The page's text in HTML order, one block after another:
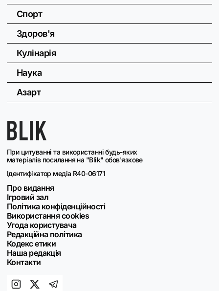
При цитуванні та використанні будь-яких
матеріалів посилання на "Blik" обов'язкове
Ідентифікатор медіа R40-06171
Про видання
Ігровий зал
Політика конфіденційності
Використання cookies
Угода користувача
Редакційна політика
Кодекс етики
Наша редакція
Контакти
Спорт
Здоров'я
Кулінарія
Наука
Азарт